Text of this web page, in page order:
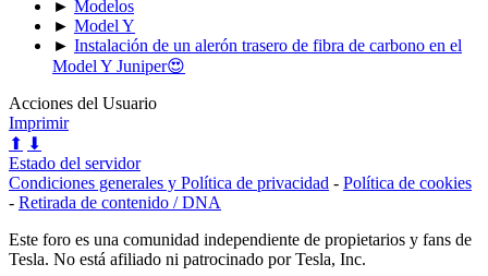
► Modelos
► Model Y
► Instalación de un alerón trasero de fibra de carbono en el
Model Y Juniper😍
Acciones del Usuario
Imprimir
⬆ ⬇
Estado del servidor
Condiciones generales y Política de privacidad - Política de cookies
- Retirada de contenido / DNA
Este foro es una comunidad independiente de propietarios y fans de
Tesla. No está afiliado ni patrocinado por Tesla, Inc.